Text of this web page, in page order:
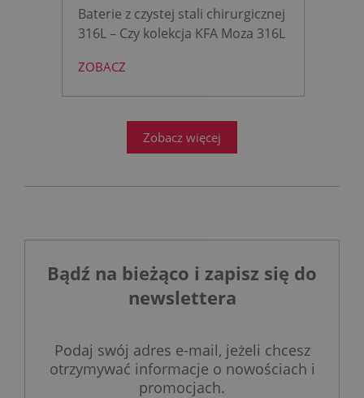
łazience?
Baterie z czystej stali chirurgicznej
316L – Czy kolekcja KFA Moza 316L
łazience?
projektowanie łazienek stanęło
ZOBACZ
Zobacz więcej
Bądź na bieżąco i zapisz się do
newslettera
Podaj swój adres e-mail, jeżeli chcesz
otrzymywać informacje o nowościach i
promocjach.